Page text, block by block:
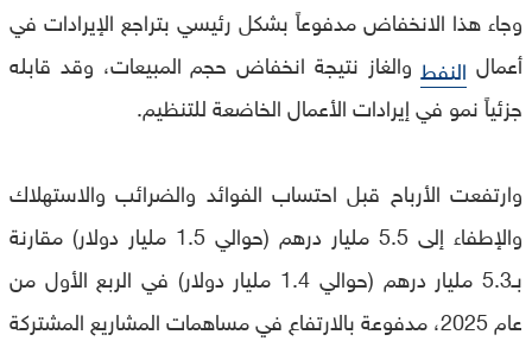
وجاء هذا الانخفاض مدفوعاً بشكل رئيسي بتراجع الإيرادات في
أعمال النفط والغاز نتيجة انخفاض حجم المبيعات، وقد قابله
جزئياً نمو في إيرادات الأعمال الخاضعة للتنظيم.
وارتفعت الأرباح قبل احتساب الفوائد والضرائب والاستهلاك
والإطفاء إلى 5.5 مليار درهم (حوالي 1.5 مليار دولار) مقارنة
بـ5.3 مليار درهم (حوالي 1.4 مليار دولار) في الربع الأول من
عام 2025، مدفوعة بالارتفاع في مساهمات المشاريع المشتركة